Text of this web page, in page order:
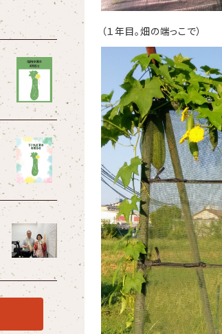
（１年目。畑の端っこで）